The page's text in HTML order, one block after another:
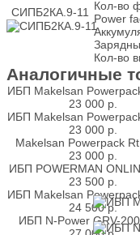
СИПБ2КА.9-11
Кол-во
Power
Кол-во
Аналогичные
ИБП Makelsan Powerpack
23 000 р.
ИБП Makelsan Powerpack
23 000 р.
Makelsan Powerpack
23 000 р.
ИБП POWERMAN
23 500 р.
ИБП Makelsan Powerpack
24 500р.
ИБП N-Power GRV-